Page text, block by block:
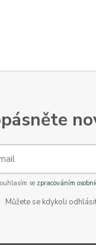
se zpracováním
Můžete se kdykoli